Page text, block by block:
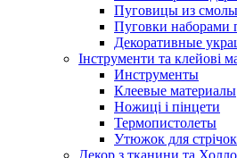
Пуговицы из смолы
Пуговки наборами
Декоративные
Інструменти та клейові
Инструменты
Клеевые материалы
Ножиці і пінцети
Термопистолеты
Утюжок для стрічок
Декор з тканини та